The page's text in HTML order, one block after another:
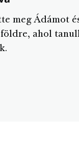
meg Ádámot
ahol